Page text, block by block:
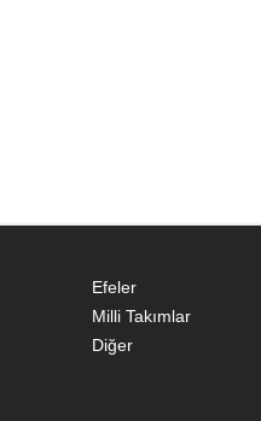
Efeler
Milli Takımlar
Diğer